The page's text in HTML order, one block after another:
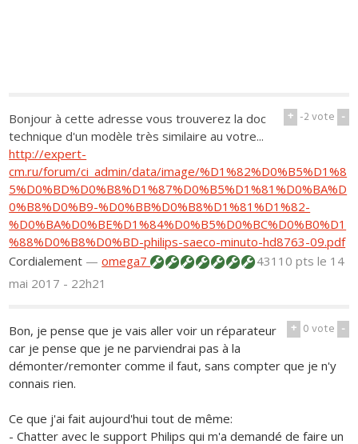
+ -2vote -
Bonjour à cette adresse vous trouverez la doc
technique d'un modèle très similaire au votre...
http://expert-
cm.ru/forum/ci_admin/data/image/%D1%82%D0%B5%D1%8
5%D0%BD%D0%B8%D1%87%D0%B5%D1%81%D0%BA%D
0%B8%D0%B9-%D0%BB%D0%B8%D1%81%D1%82-
%D0%BA%D0%BE%D1%84%D0%B5%D0%BC%D0%B0%D1
%88%D0%B8%D0%BD-philips-saeco-minuto-hd8763-09.pdf
Cordialement —omega7 43110 ptsle 14
mai 2017 - 22h21
+ 0vote -
Bon, je pense que je vais aller voir un réparateur
car je pense que je ne parviendrai pas à la
démonter/remonter comme il faut, sans compter que je n'y
connais rien.
Ce que j'ai fait aujourd'hui tout de même:
- Chatter avec le support Philips qui m'a demandé de faire un